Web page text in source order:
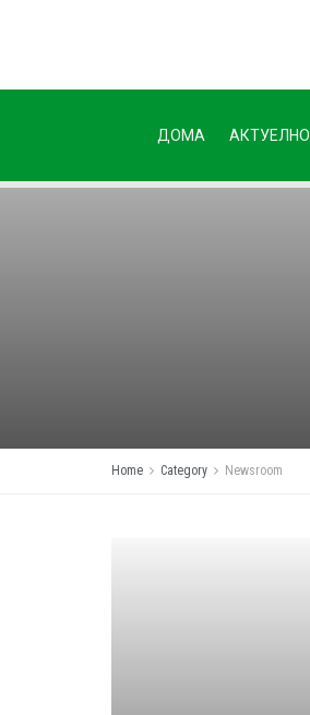
ДОМА АКТУЕЛНО
Home Category Newsroom